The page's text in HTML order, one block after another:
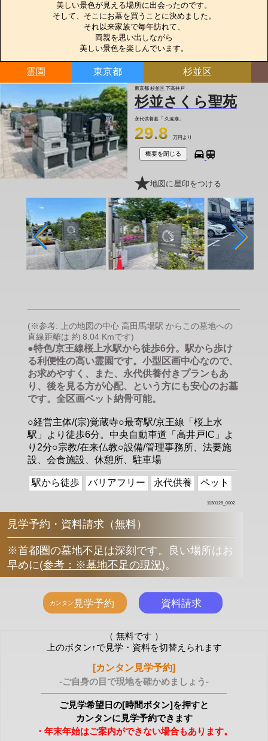
美しい景色が見える場所に出会ったのです。
そして、そこにお墓を買うことに決めました。
それ以来家族で毎年訪れて、
両親を思い出しながら
美しい景色を楽しんでいます。
霊園 東京都 杉並区
東京都 杉並区 下高井戸
杉並さくら聖苑
永代供養墓「 久遠廟」
29.8 万円より
概要を閉じる
地図に星印をつける
(※参考: 上の地図の中心 高田馬場駅 からこの墓地への
直線距離は 約 8.04 Kmです)
●特色/京王線桜上水駅から徒歩6分。駅から歩け
る利便性の高い霊園です。小型区画中心なので、
お求めやすく、また、永代供養付きプランもあ
り、後を見る方が心配、という方にも安心のお墓
です。全区画ペット納骨可能。
○経営主体/(宗)覚蔵寺○最寄駅/京王線「桜上水
駅」より徒歩6分。中央自動車道「高井戸IC」よ
り2分○宗教/在来仏教○設備/管理事務所、法要施
設、会食施設、休憩所、駐車場
駅から徒歩 バリアフリー 永代供養 ペット
1130128_0002
見学予約・資料請求（無料）
※首都圏の墓地不足は深刻です。良い場所はお
早めに(参考：※墓地不足の現況)。
（ 無料です ）
上のボタン↑で見学・資料を切替えられます
[カンタン見学予約]
-ご自身の目で現地を確かめましょう-
ご見学希望日の[時間ボタン]を押すと
カンタンに見学予約できます
・年末年始はご案内ができない場合もあります。